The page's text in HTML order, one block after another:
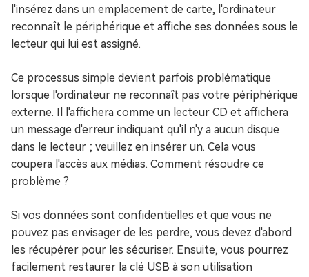
l'insérez dans un emplacement de carte, l'ordinateur
reconnaît le périphérique et affiche ses données sous le
lecteur qui lui est assigné.
Ce processus simple devient parfois problématique
lorsque l'ordinateur ne reconnaît pas votre périphérique
externe. Il l'affichera comme un lecteur CD et affichera
un message d'erreur indiquant qu'il n'y a aucun disque
dans le lecteur ; veuillez en insérer un. Cela vous
coupera l'accès aux médias. Comment résoudre ce
problème ?
Si vos données sont confidentielles et que vous ne
pouvez pas envisager de les perdre, vous devez d'abord
les récupérer pour les sécuriser. Ensuite, vous pourrez
facilement restaurer la clé USB à son utilisation